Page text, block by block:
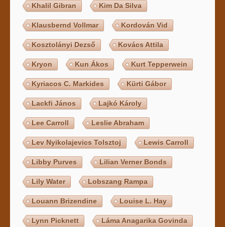
Khalil Gibran Kim Da Silva
Klausbernd Vollmar Kordován Vid
Kosztolányi Dezső Kovács Attila
Kryon Kun Ákos Kurt Tepperwein
Kyriacos C. Markides Kürti Gábor
Lackfi János Lajkó Károly
Lee Carroll Leslie Abraham
Lev Nyikolajevics Tolsztoj Lewis Carroll
Libby Purves Lilian Verner Bonds
Lily Water Lobszang Rampa
Louann Brizendine Louise L. Hay
Lynn Picknett Láma Anagarika Govinda